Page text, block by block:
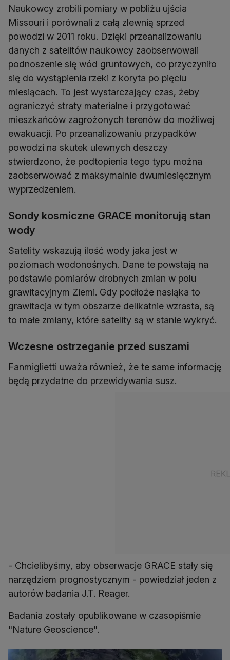
Naukowcy zrobili pomiary w pobliżu ujścia
Missouri i porównali z całą zlewnią sprzed
powodzi w 2011 roku. Dzięki przeanalizowaniu
danych z satelitów naukowcy zaobserwowali
podnoszenie się wód gruntowych, co przyczyniło
się do wystąpienia rzeki z koryta po pięciu
miesiącach. To jest wystarczający czas, żeby
ograniczyć straty materialne i przygotować
mieszkańców zagrożonych terenów do możliwej
ewakuacji. Po przeanalizowaniu przypadków
powodzi na skutek ulewnych deszczy
stwierdzono, że podtopienia tego typu można
zaobserwować z maksymalnie dwumiesięcznym
wyprzedzeniem.
Sondy kosmiczne GRACE monitorują stan
wody
Satelity wskazują ilość wody jaka jest w
poziomach wodonośnych. Dane te powstają na
podstawie pomiarów drobnych zmian w polu
grawitacyjnym Ziemi. Gdy podłoże nasiąka to
grawitacja w tym obszarze delikatnie wzrasta, są
to małe zmiany, które satelity są w stanie wykryć.
Wczesne ostrzeganie przed suszami
Fanmiglietti uważa również, że te same informację
będą przydatne do przewidywania susz.
- Chcielibyśmy, aby obserwacje GRACE stały się
narzędziem prognostycznym - powiedział jeden z
autorów badania J.T. Reager.
Badania zostały opublikowane w czasopiśmie
"Nature Geoscience".